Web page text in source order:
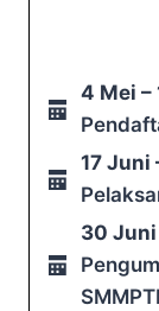
4 Mei –
17 Juni
30